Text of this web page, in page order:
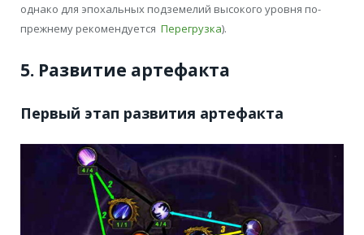
однако для эпохальных подземелий высокого уровня по-
прежнему рекомендуется Перегрузка).
5. Развитие артефакта
Первый этап развития артефакта